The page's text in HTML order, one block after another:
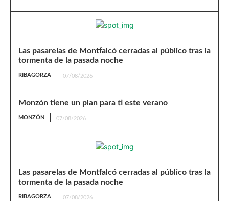
Las pasarelas de Montfalcó cerradas al público tras la
tormenta de la pasada noche
RIBAGORZA 07/08/2026
Monzón tiene un plan para ti este verano
MONZÓN 07/08/2026
Las pasarelas de Montfalcó cerradas al público tras la
tormenta de la pasada noche
RIBAGORZA 07/08/2026